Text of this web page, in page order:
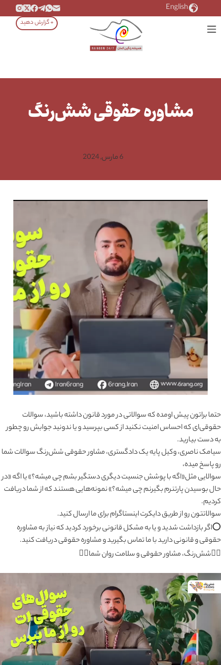
به
محتوا
English
+ گزارش دهید
مشاوره حقوقی شش‌رنگ
6 مارس, 2024
حتما براتون پیش اومده که سوالاتی در مورد قانون داشته باشید، سوالات
حقوقی‌ای که احساس امنیت نکنید از کسی بپرسید و یا ندونید جوابش رو چطور
به دست بیارید.
سیامک ناصری، وکیل پایه یک دادگستری، مشاور حقوقی شش‌رنگ سوالات شما
رو پاسخ میده،
سوالایی مثل«اگه با پوشش جنسیت دیگری دستگیر بشم چی میشه؟» یا اگه «در
حال بوسیدن پارتنرم بگیرنم چی میشه؟» نمونه‌هایی هستند که از شما دریافت
کردیم.
سوالاتتون رو از طریق دایکرت اینستاگرام برای ما ارسال کنید.
⭕️اگر بازداشت شدید و یا به مشکل قانونی برخورد کردید که‌ نیاز به مشاوره
حقوقی و قانونی دارید با ما تماس بگیرید و مشاوره حقوقی دریافت کنید.
🏳️‍🌈شش‌رنگ، مشاور حقوقی و سلامت روان شما🏳️‍🌈